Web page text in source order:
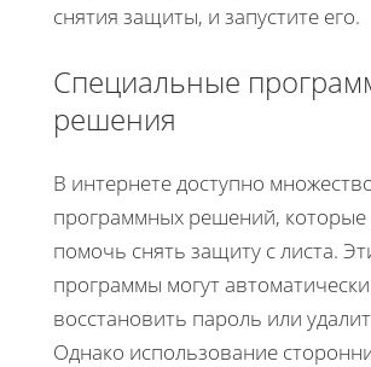
снятия защиты, и запустите его.
Специальные
решения
В интернете доступно
программных решений, которые
помочь снять защиту с листа.
программы могут автоматически
восстановить пароль или
Однако использование